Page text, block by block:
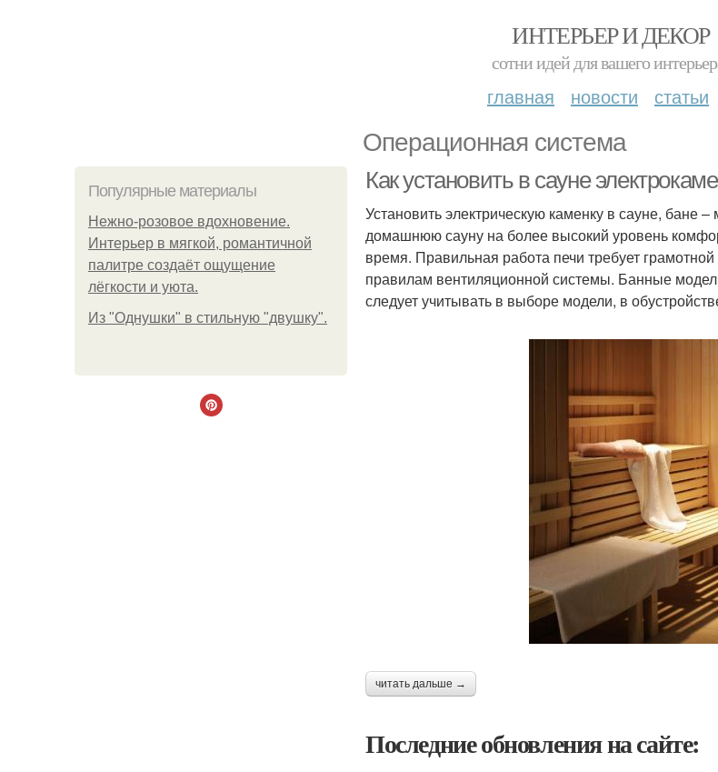
ИНТЕРЬЕР И ДЕКОР
сотни идей для вашего
главная новости статьи
Операционная система
Популярные материалы
Нежно-розовое вдохновение.
Интерьер в мягкой, романтичной
палитре создаёт ощущение
лёгкости и уюта.
Из "Однушки" в стильную "двушку".
Как установить в сауне
Установить электрическую каменку в сауне, бане
домашнюю сауну на более высокий уровень
время. Правильная работа печи требует
правилам вентиляционной системы. Банные
следует учитывать в выборе модели, в
читать дальше →
Последние обновления на сайте: